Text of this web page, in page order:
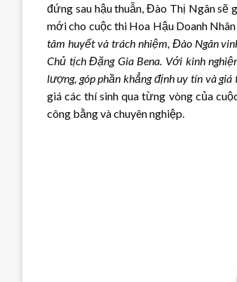
đứng sau hậu thuẫn, Đào Thị Ngân sẽ
mới cho cuộc thi Hoa Hậu Doanh
tâm huyết và trách nhiệm, Đào Ngân
Chủ tịch Đặng Gia Bena. Với kinh
lượng, góp phần khẳng định uy tín và giá
giá các thí sinh qua từng vòng của
công bằng và chuyên nghiệp.